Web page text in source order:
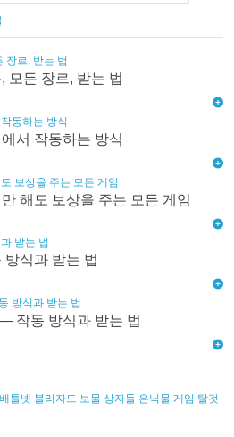
모든 장르, 받는 법
서 작동하는 방식
해도 보상을 주는 모든 게임
식과 받는 법
작동 방식과 받는 법
배틀넷 블리자드 보물 상자들 은닉물 게임 탈것